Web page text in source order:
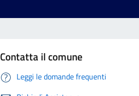
Contatta il comune
Leggi le domande frequenti